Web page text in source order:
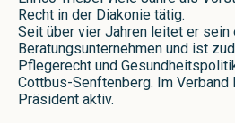
Recht in der Diakonie tätig.
Seit über vier Jahren leitet er sein
Beratungsunternehmen und ist
Pflegerecht und
Cottbus-Senftenberg. Im Verband
Präsident aktiv.